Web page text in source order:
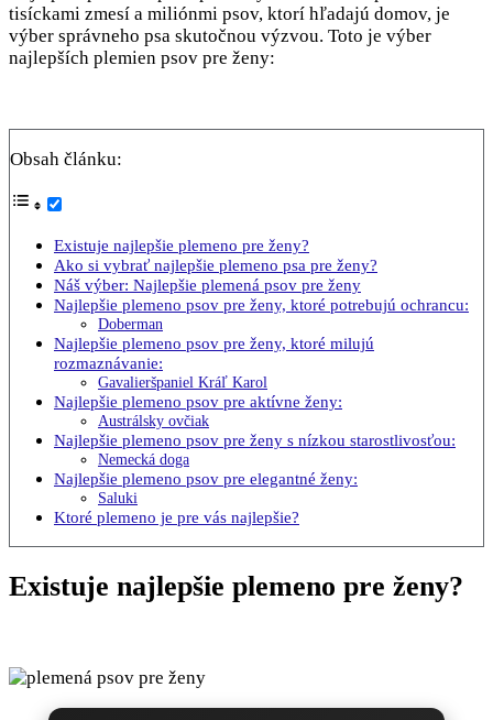
tisíckami zmesí a miliónmi psov, ktorí hľadajú domov, je
výber správneho psa skutočnou výzvou. Toto je výber
najlepších plemien psov pre ženy:
Obsah článku:
Existuje najlepšie plemeno pre ženy?
Ako si vybrať najlepšie plemeno psa pre ženy?
Náš výber: Najlepšie plemená psov pre ženy
Najlepšie plemeno psov pre ženy, ktoré potrebujú ochrancu:
Doberman
Najlepšie plemeno psov pre ženy, ktoré milujú
rozmaznávanie:
Gavalieršpaniel Kráľ Karol
Najlepšie plemeno psov pre aktívne ženy:
Austrálsky ovčiak
Najlepšie plemeno psov pre ženy s nízkou starostlivosťou:
Nemecká doga
Najlepšie plemeno psov pre elegantné ženy:
Saluki
Ktoré plemeno je pre vás najlepšie?
Existuje najlepšie plemeno pre ženy?